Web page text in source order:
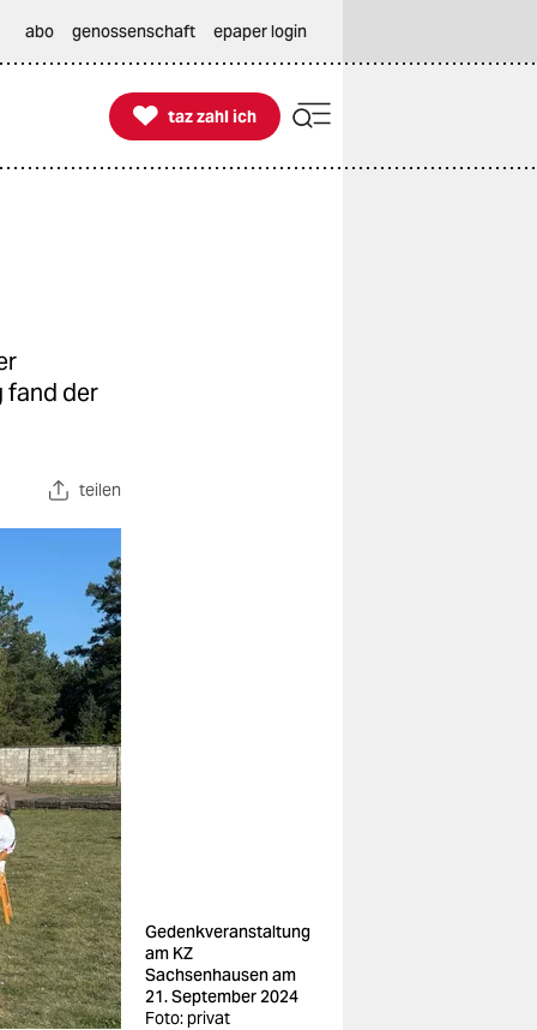
abo genossenschaft epaper login

taz zahl ich
taz zahl ich
fand der
teilen
Gedenkveranstaltung
am KZ
Sachsenhausen am
21. September 2024
Foto: privat